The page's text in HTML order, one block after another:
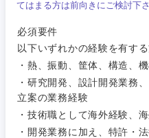
てはまる方は前向きにご検討下さ
必須要件
以下いずれかの経験を有する
・熱、振動、筐体、構造、
・研究開発、設計開発業務
立案の業務経験
・技術職として海外経験、
・開発業務に加え、特許・